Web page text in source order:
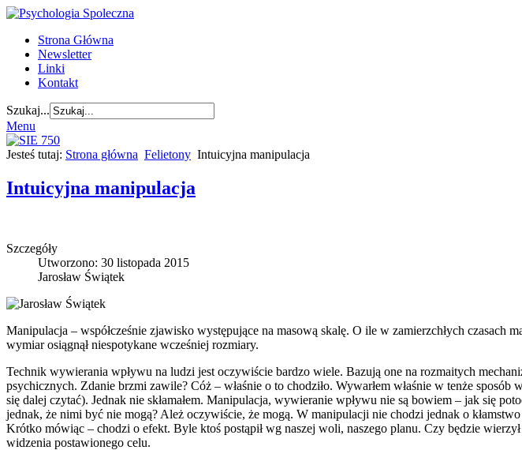
Strona Główna
Newsletter
Linki
Kontakt
Szukaj...
Menu
Jesteś tutaj: Strona główna Felietony Intuicyjna manipulacja
Intuicyjna manipulacja
Szczegóły
Utworzono: 30 listopada 2015
Jarosław Świątek
Manipulacja – współcześnie zjawisko występujące na masową skalę. O ile w zamierzchłych
wymiar osiągnął niespotykane wcześniej rozmiary.
Technik wywierania wpływu na ludzi jest oczywiście bardzo wiele. Bazują one na rozmaitych
psychicznych. Zdanie brzmi zawile? Cóż – właśnie o to chodziło. Wywarłem właśnie w tenże
się dalej czytać). Jednak nie skłamałem. Manipulacja, wywieranie wpływu nie są bowiem – jak się
jednak, że nimi być nie mogą? Ależ oczywiście, że mogą. W manipulacji nie chodzi jednak o
Krótko mówiąc – chodzi o efekt. Byle ktoś postąpił wg naszej woli, naszego planu. Czy będzie
widzenia postawionego celu.